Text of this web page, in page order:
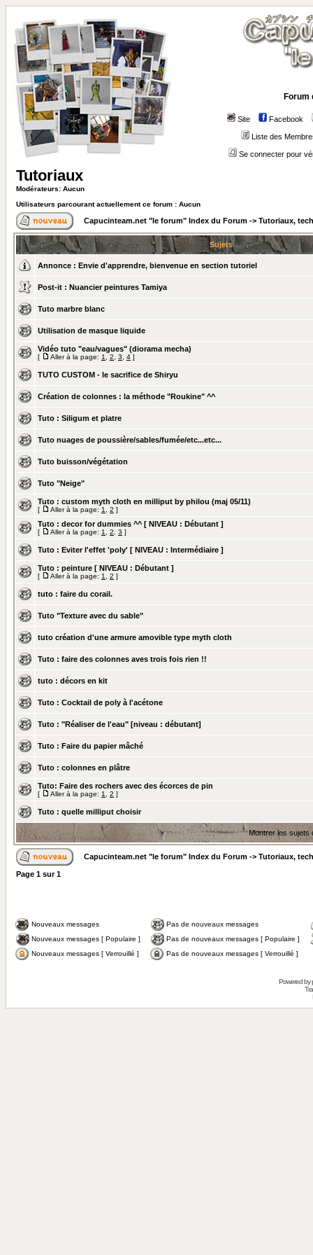
Forum
Site Facebook
Liste des
Se connecter pour
Tutoriaux
Modérateurs: Aucun
Utilisateurs parcourant actuellement ce forum : Aucun
Capucinteam.net "le forum" Index du Forum -> Tutoriaux,
Sujets
Annonce : Envie d'apprendre, bienvenue en section tutoriel
Post-it : Nuancier peintures Tamiya
Tuto marbre blanc
Utilisation de masque liquide
Vidéo tuto "eau/vagues" (diorama mecha)
[ Aller à la page: 1 2 3 4 ]
TUTO CUSTOM - le sacrifice de Shiryu
Création de colonnes : la méthode "Roukine" ^^
Tuto : Siligum et platre
Tuto nuages de poussière/sables/fumée/etc...etc...
Tuto buisson/végétation
Tuto "Neige"
Tuto : custom myth cloth en milliput by philou (maj 05/11)
[ Aller à la page: 1 2 ]
Tuto : decor for dummies ^^ [ NIVEAU : Débutant ]
[ Aller à la page: 1 2 3 ]
Tuto : Eviter l'effet 'poly' [ NIVEAU : Intermédiaire ]
Tuto : peinture [ NIVEAU : Débutant ]
[ Aller à la page: 1 2 ]
tuto : faire du corail.
Tuto "Texture avec du sable"
tuto création d'une armure amovible type myth cloth
Tuto : faire des colonnes aves trois fois rien !!
tuto : décors en kit
Tuto : Cocktail de poly à l'acétone
Tuto : "Réaliser de l'eau" [niveau : débutant]
Tuto : Faire du papier mâché
Tuto : colonnes en plâtre
Tuto: Faire des rochers avec des écorces de pin
[ Aller à la page: 1 2 ]
Tuto : quelle milliput choisir
Montrer les sujets
Capucinteam.net "le forum" Index du Forum -> Tutoriaux,
Page 1 sur1
Nouveaux messages
Pas de nouveaux messages
Nouveaux messages [ Populaire ]
Pas de nouveaux messages [ Populaire ]
Nouveaux messages [ Verrouillé ]
Pas de nouveaux messages [ Verrouillé ]
Powered by